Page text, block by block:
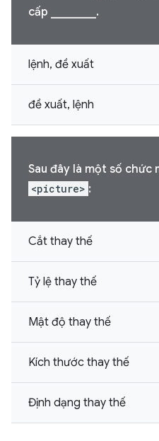
cấp ________.
lệnh, đề xuất
đề xuất, lệnh
Sau đây là một số chức
<picture> :
Cắt thay thế
Tỷ lệ thay thế
Mật độ thay thế
Kích thước thay thế
Định dạng thay thế